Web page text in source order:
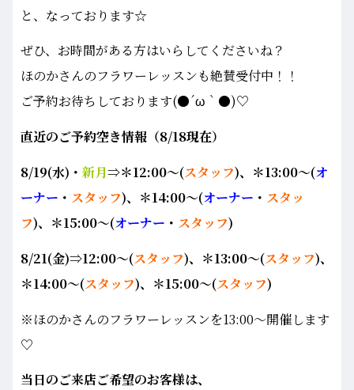
と、なっております☆
ぜひ、お時間がある方はいらしてくださいね？
ほのかさんのフラワーレッスンも絶賛受付中！！
ご予約お待ちしております(●´ω｀●)♡
直近のご予約空き情報（8/18現在）
8/19(水)・ 新月⇒＊12:00～(スタッフ)、＊13:00～(オ
ーナー ・ スタッフ)、＊14:00～(オーナー ・ スタッ
フ)、＊15:00～(オーナー ・ スタッフ)
8/21(金)⇒12:00～(スタッフ)、＊13:00～(スタッフ)、
＊14:00～(スタッフ)、 ＊15:00～(スタッフ)
※ほのかさんのフラワーレッスンを13:00～開催します
♡
当日のご来店ご希望のお客様は、